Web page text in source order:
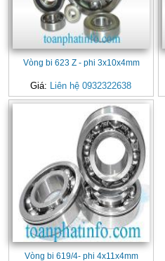
Vòng bi 623 Z - phi 3x10x4mm
Giá: Liên hệ 0932322638
Vòng bi 619/4- phi 4x11x4mm